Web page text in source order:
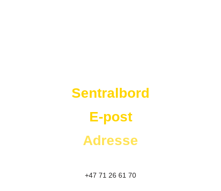
Sentralbord
E-post
Adresse
+47 71 26 61 70